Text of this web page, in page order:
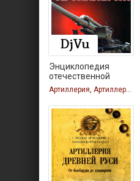
Энциклопедия
отечественной
артиллерии
Артиллерия, Артиллерия, Артиллерия, Артиллерия